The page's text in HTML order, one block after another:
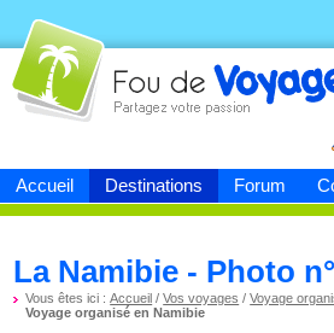
Accueil Destinations Forum
Fou devoyage
La Namibie - Photo
Vous êtes ici :Accueil /Vos voyages /Voyage
Voyage organisé en Namibie